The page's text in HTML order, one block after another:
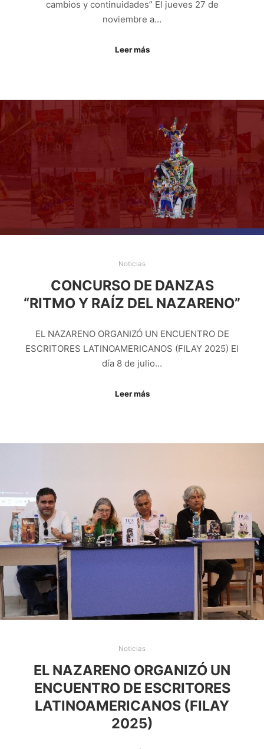
cambios y continuidades” El jueves 27 de
noviembre a…
Leer más
Noticias
CONCURSO DE DANZAS
“RITMO Y RAÍZ DEL NAZARENO”
EL NAZARENO ORGANIZÓ UN ENCUENTRO DE
ESCRITORES LATINOAMERICANOS (FILAY 2025) El
día 8 de julio…
Leer más
Noticias
EL NAZARENO ORGANIZÓ UN
ENCUENTRO DE ESCRITORES
LATINOAMERICANOS (FILAY
2025)